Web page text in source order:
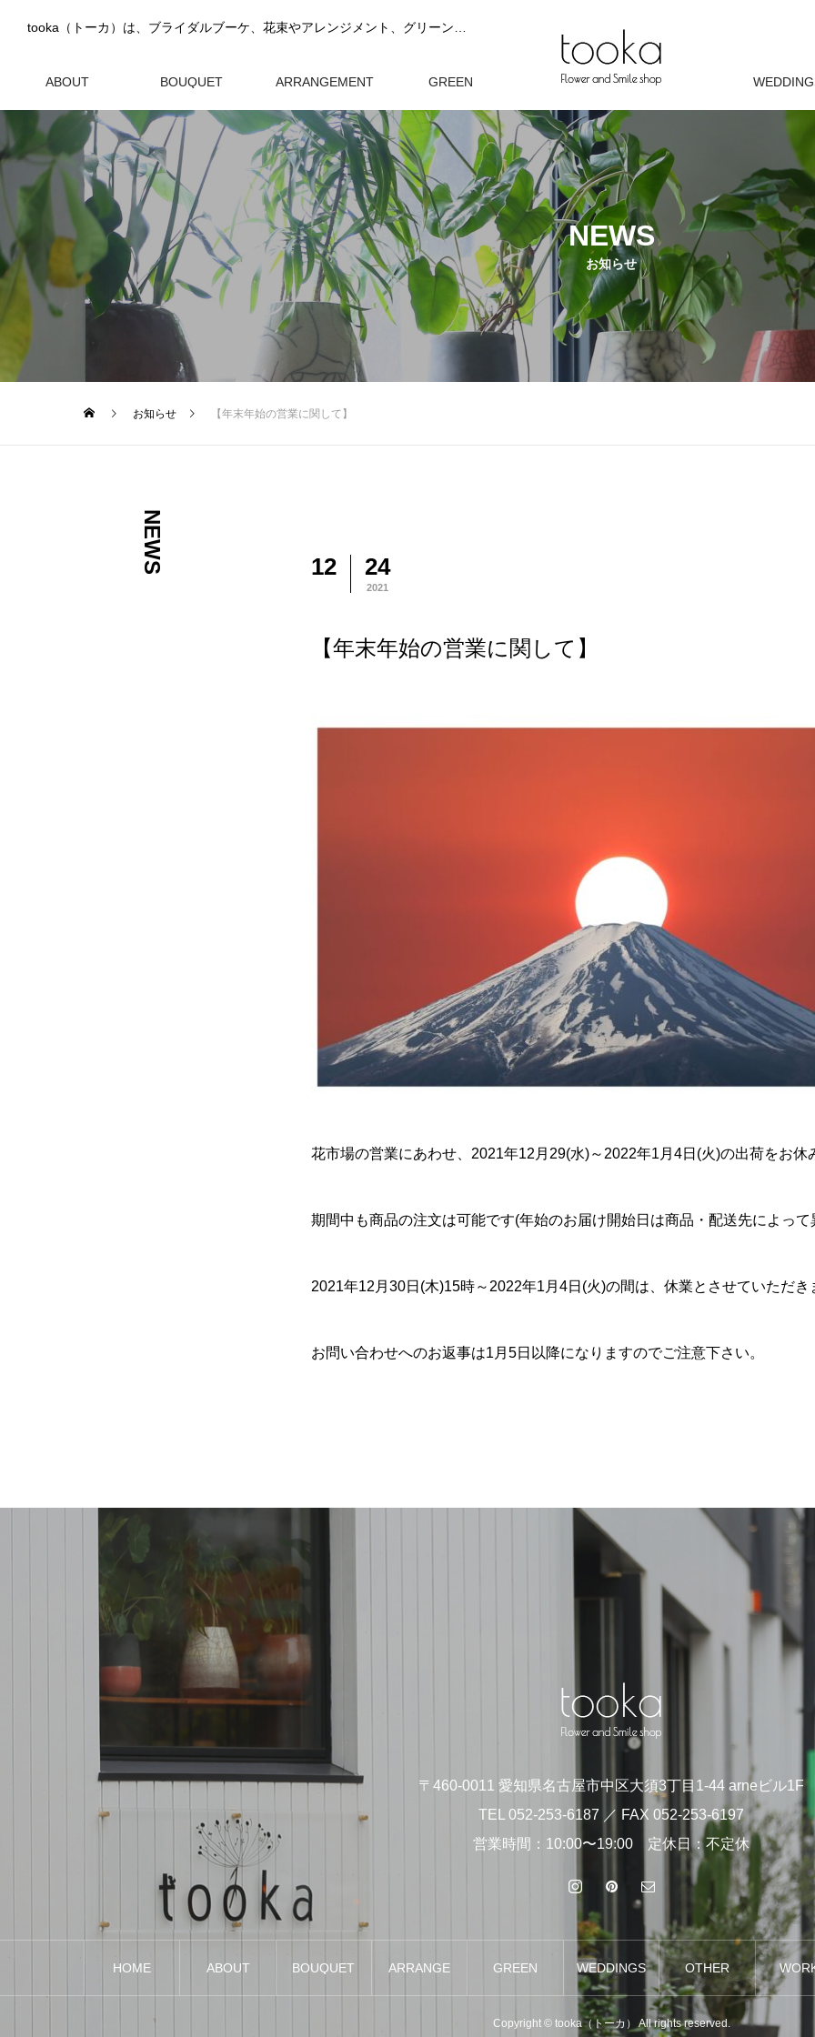
ABOUT
BOUQUET
ARRANGEMENT
GREEN
NEWS
お知らせ
お知らせ 【年末年始の営業に関して】
NEWS 12 24
2021
【年末年始の営業に関して】
花市場の営業にあわせ、2021年12月29(水)～2022年1月4日(火)の出荷をお休
期間中も商品の注文は可能です(年始のお届け開始日は商品・配送先によって
2021年12月30日(木)15時～2022年1月4日(火)の間は、休業とさせていただき
お問い合わせへのお返事は1月5日以降になりますのでご注意下さい。
〒460-0011 愛知県名古屋市中区大須3丁目1-44 arneビル1F
TEL 052-253-6187 ／ FAX 052-253-6197
営業時間：10:00〜19:00 定休日：不定休
HOME ABOUT BOUQUET
ARRANGE
GREEN WEDDINGS OTHER
Copyright © tooka（トーカ） All rights reserved.